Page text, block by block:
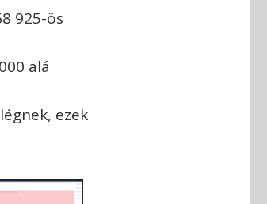
925-ös
alá
ezek